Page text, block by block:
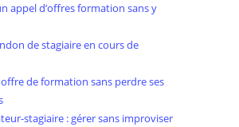
appel d’offres formation sans y
de stagiaire en cours de
de formation sans perdre ses
stagiaire : gérer sans improviser